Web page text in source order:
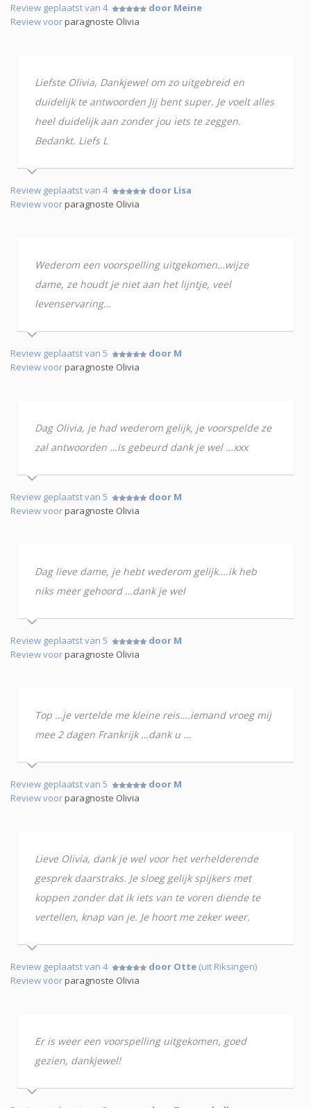
Review geplaatst van 4
door Meine
Review voorparagnoste Olivia
Liefste Olivia, Dankjewel om zo uitgebreid en
duidelijk te antwoorden Jij bent super. Je voelt alles
heel duidelijk aan zonder jou iets te zeggen.
Bedankt. Liefs L
Review geplaatst van 4
door Lisa
Review voorparagnoste Olivia
Wederom een voorspelling uitgekomen…wijze
dame, ze houdt je niet aan het lijntje, veel
levenservaring…
Review geplaatst van 5
door M
Review voorparagnoste Olivia
Dag Olivia, je had wederom gelijk, je voorspelde ze
zal antwoorden …is gebeurd dank je wel …xxx
Review geplaatst van 5
door M
Review voorparagnoste Olivia
Dag lieve dame, je hebt wederom gelijk….ik heb
niks meer gehoord …dank je wel
Review geplaatst van 5
door M
Review voorparagnoste Olivia
Top …je vertelde me kleine reis….iemand vroeg mij
mee 2 dagen Frankrijk …dank u …
Review geplaatst van 5
door M
Review voorparagnoste Olivia
Lieve Olivia, dank je wel voor het verhelderende
gesprek daarstraks. Je sloeg gelijk spijkers met
koppen zonder dat ik iets van te voren diende te
vertellen, knap van je. Je hoort me zeker weer.
Review geplaatst van 4 door Otte (uit Riksingen)
Review voorparagnoste Olivia
Er is weer een voorspelling uitgekomen, goed
gezien, dankjewel!